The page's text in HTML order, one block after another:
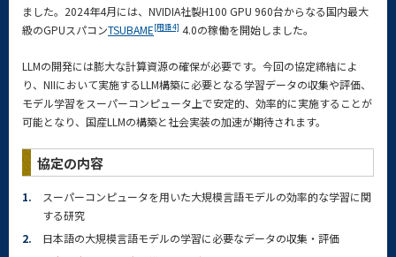
ました。2024年4月には、NVIDIA社製H100 GPU 960台からなる国内最大
級のGPUスパコンTSUBAME[用語4] 4.0の稼働を開始しました。
LLMの開発には膨大な計算資源の確保が必要です。今回の協定締結によ
り、NIIにおいて実施するLLM構築に必要となる学習データの収集や評価、
モデル学習をスーパーコンピュータ上で安定的、効率的に実施することが
可能となり、国産LLMの構築と社会実装の加速が期待されます。
協定の内容
1.
スーパーコンピュータを用いた大規模言語モデルの効率的な学習に関
する研究
2.
日本語の大規模言語モデルの学習に必要なデータの収集・評価